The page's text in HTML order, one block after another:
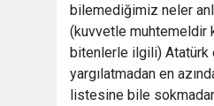
bilemediğimiz neler
(kuvvetle muhtemeldir
bitenlerle ilgili) Atatürk
yargılatmadan en
listesine bile